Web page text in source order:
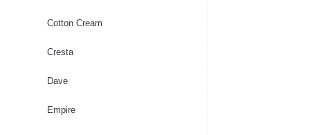
Cotton Cream
Cresta
Dave
Empire